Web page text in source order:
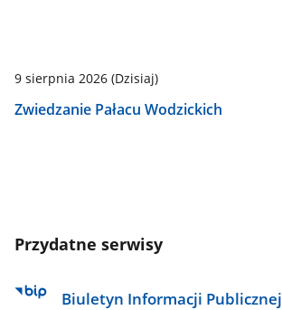
9 sierpnia 2026(Dzisiaj)
Zwiedzanie Pałacu Wodzickich
Przydatne serwisy
Biuletyn Informacji Publicznej